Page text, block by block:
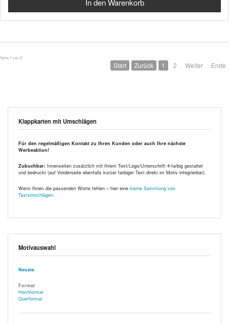
Seite 1 von 2
Start Zurück 1 2 Weiter Ende
Klappkarten mit Umschlägen
Für den regelmäßigen Kontakt zu Ihren Kunden oder auch Ihre nächste
Werbeaktion!
Zubuchbar: Innenseiten zusätzlich mit Ihrem Text/Logo/Unterschrift 4-farbig gestaltet
und bedruckt (auf Vorderseite ebenfalls kurzer farbiger Text direkt im Motiv integrierbar).
Wenn Ihnen die passenden Worte fehlen – hier eine kleine Sammlung von
Textvorschlägen
Motivauswahl
Neuste
Format
Hochformat
Querformat